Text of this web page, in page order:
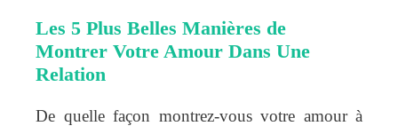
Les 5 Plus Belles Manières de
Montrer Votre Amour Dans Une
Relation
De quelle façon montrez-vous votre amour à